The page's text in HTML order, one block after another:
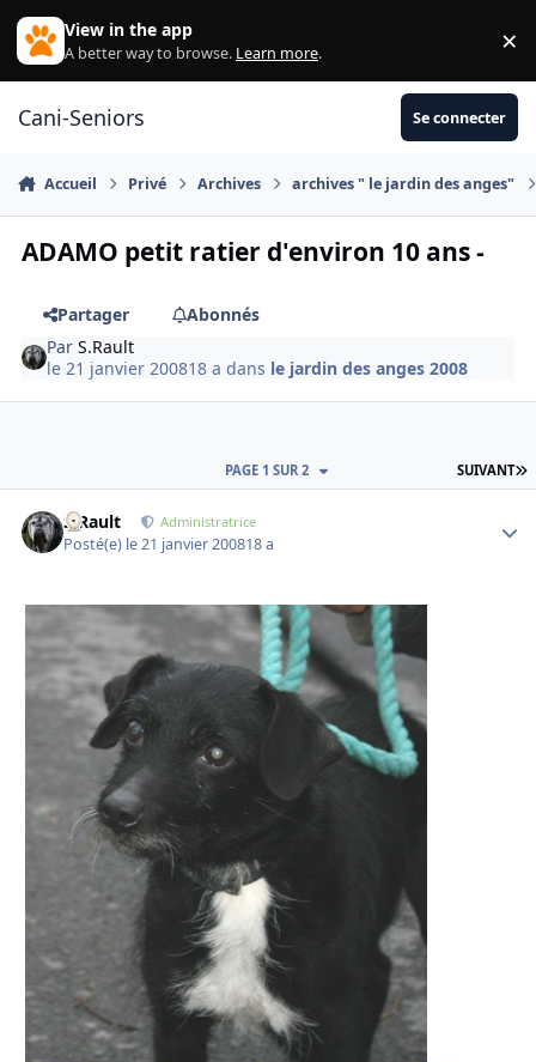
Aller au contenu
View in the app
A better way to browse. Learn more. ×
Cani-Seniors Se connecter
Accueil Privé Archives archives " le jardin des anges"
ADAMO petit ratier d'environ 10 ans -
Partager
Abonnés
ParS.Rault
le 21 janvier 200818 a dans le jardin des anges 2008
SUIVANT
PAGE 1 SUR 2
S.Rault Administratrice
Posté(e) le 21 janvier 200818 a